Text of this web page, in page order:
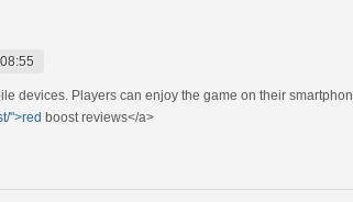
devices. Players can enjoy the game on their
">red boost reviews</a>